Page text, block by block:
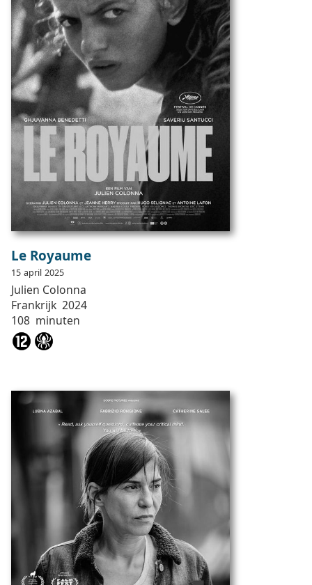
Le Royaume
15 april 2025
Julien Colonna
Frankrijk 2024
108 minuten